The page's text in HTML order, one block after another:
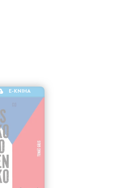
E-KNIHA